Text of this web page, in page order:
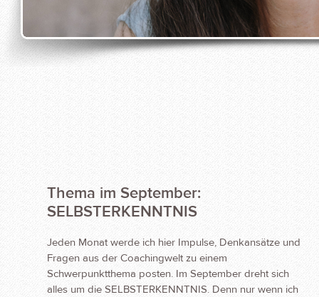
Thema im September:
SELBSTERKENNTNIS
Jeden Monat werde ich hier Impulse, Denkansätze und
Fragen aus der Coachingwelt zu einem
Schwerpunktthema posten. Im September dreht sich
alles um die SELBSTERKENNTNIS. Denn nur wenn ich